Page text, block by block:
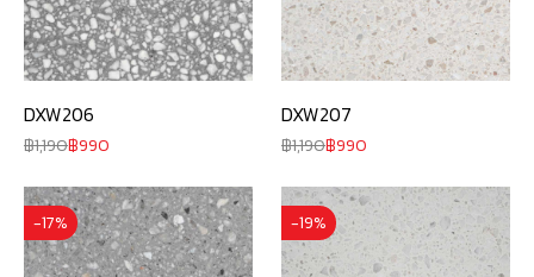
DXW206
1,190 990
DXW207
1,190 990
-17% -19%